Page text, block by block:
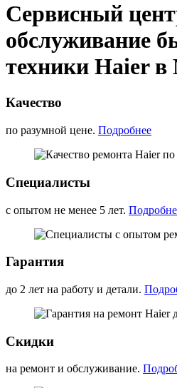
Сервисный
обслуживание
техники Haier в
Качество
по разумной цене. Подробнее
Специалисты
с опытом не менее 5 лет.
Гарантия
до 2 лет на работу и детали.
Скидки
на ремонт и обслуживание.